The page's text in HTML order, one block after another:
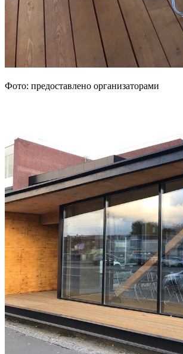
Фото: предоставлено организаторами